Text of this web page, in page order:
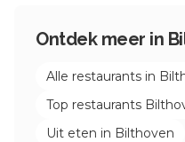
Ontdek meer in
Alle restaurants in
Top restaurants
Uit eten in Bilthoven